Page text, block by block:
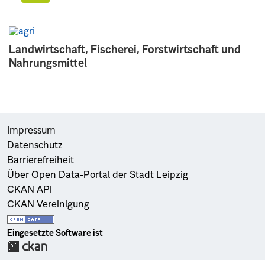
Landwirtschaft, Fischerei, Forstwirtschaft und
Nahrungsmittel
Impressum
Datenschutz
Barrierefreiheit
Über Open Data-Portal der Stadt Leipzig
CKAN API
CKAN Vereinigung
Eingesetzte Software ist